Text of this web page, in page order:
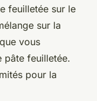
feuilletée sur le
sur la
vous
pâte feuilletée.
pour la